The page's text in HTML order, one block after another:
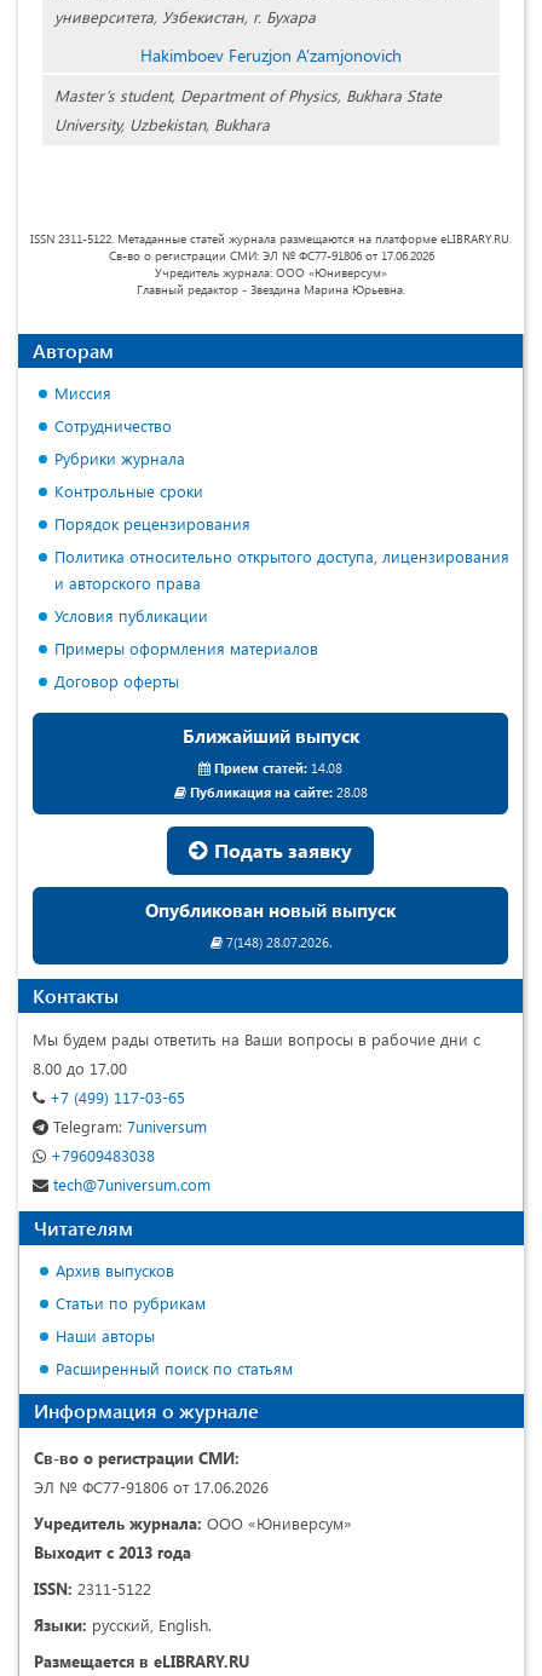
университета, Узбекистан, г. Бухара
Hakimboev Feruzjon A’zamjonovich
Master’s student, Department of Physics, Bukhara State
University, Uzbekistan, Bukhara
ISSN 2311-5122. Метаданные статей журнала размещаются на платформе eLIBRARY.RU.
Св-во о регистрации СМИ: ЭЛ № ФС77-91806 от 17.06.2026
Учредитель журнала: ООО «Юниверсум»
Главный редактор - Звездина Марина Юрьевна.
Авторам
Миссия
Сотрудничество
Рубрики журнала
Контрольные сроки
Порядок рецензирования
Политика относительно открытого доступа, лицензирования
и авторского права
Условия публикации
Примеры оформления материалов
Договор оферты
Ближайший выпуск
Прием статей: 14.08
Публикация на сайте:28.08
Подать заявку
Опубликован новый выпуск
7(148) 28.07.2026.
Контакты
Мы будем рады ответить на Ваши вопросы в рабочие дни с
8.00 до 17.00
+7 (499) 117-03-65
Telegram: 7universum
+79609483038
tech@7universum.com
Читателям
Архив выпусков
Статьи по рубрикам
Наши авторы
Расширенный поиск по статьям
Информация о журнале
Св-во о регистрации СМИ:
ЭЛ № ФС77-91806 от 17.06.2026
Учредитель журнала: ООО «Юниверсум»
Выходит с 2013 года
ISSN: 2311-5122
Языки: русский, English.
Размещается в eLIBRARY.RU